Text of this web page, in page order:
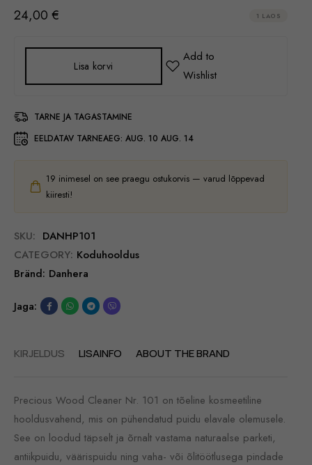
24,00 € 1 LAOS
Lisa korvi
TARNE JA TAGASTAMINE
EELDATAV TARNEAEG: AUG. 10 AUG. 14
19 inimesel on see praegu ostukorvis — varud lõppevad
kiiresti!
SKU: DANHP101
CATEGORY: Koduhooldus
Bränd: Danhera
Jaga:
KIRJELDUS LISAINFO ABOUT THE BRAND
Precious Wood Cleaner Nr. 101 on tõeline kosmeetiline
hooldusvahend, mis on pühendatud puidu elavale olemusele.
See on loodud täpselt ja õrnalt vastama naturaalse parketi,
antiikpuidu, väärispuidu ning vaha- või õlitöötlusega pindade